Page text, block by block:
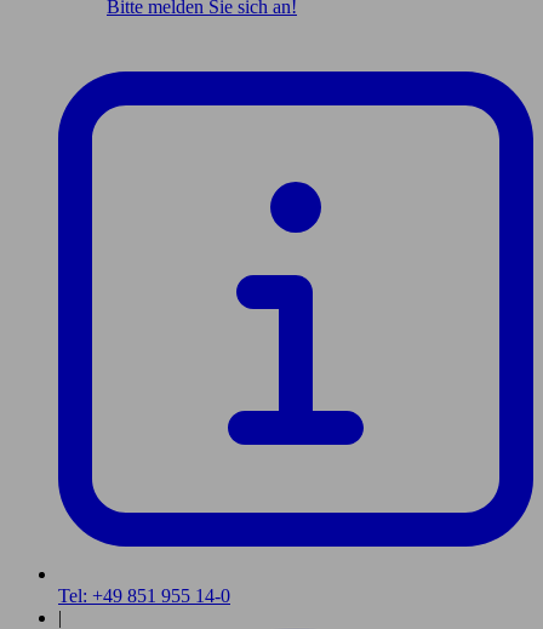
Bitte melden Sie sich an!
Tel: +49 851 955 14-0
|